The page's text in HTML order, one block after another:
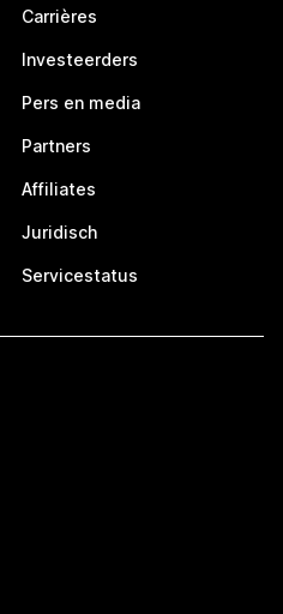
Carrières
Investeerders
Pers en media
Partners
Affiliates
Juridisch
Servicestatus